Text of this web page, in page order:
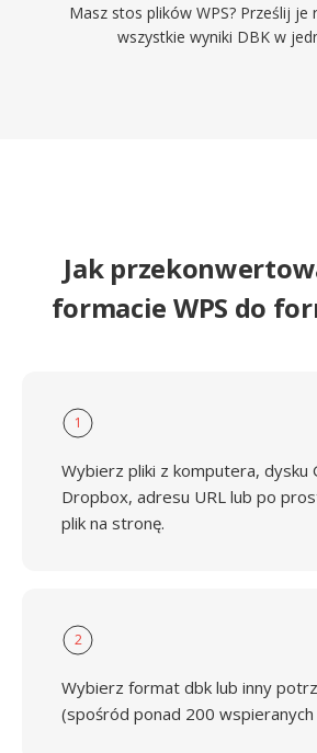
Masz stos plików WPS? Prześlij je
wszystkie wyniki DBK w
Jak
formacie WPS do
1
Wybierz pliki z komputera, dysku
Dropbox, adresu URL lub po
plik na stronę.
2
Wybierz format dbk lub inny
(spośród ponad 200